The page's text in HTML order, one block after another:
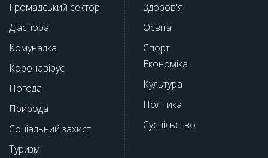
Громадський сектор
Діаспора
Комуналка
Коронавірус
Погода
Природа
Соціальний захист
Туризм
Здоров'я
Освіта
Спорт
Економіка
Культура
Політика
Суспільство